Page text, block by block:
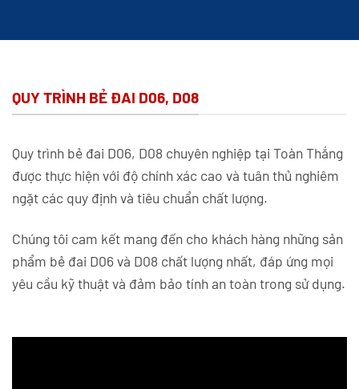
QUY TRÌNH BẺ ĐAI D06, D08
Quy trình bẻ đai D06, D08 chuyên nghiệp tại Toàn Thắng
được thực hiện với độ chính xác cao và tuân thủ nghiêm
ngặt các quy định và tiêu chuẩn chất lượng.
Chúng tôi cam kết mang đến cho khách hàng những sản
phẩm bẻ đai D06 và D08 chất lượng nhất, đáp ứng mọi
yêu cầu kỹ thuật và đảm bảo tính an toàn trong sử dụng.